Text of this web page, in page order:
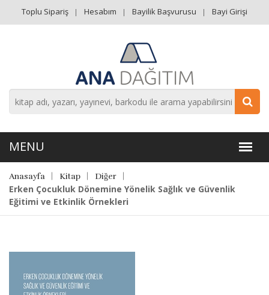
Toplu Sipariş Hesabım Bayilik Başvurusu Bayi Girişi
Anasayfa Kitap Diğer
Erken Çocukluk Dönemine Yönelik Sağlık ve Güvenlik
Eğitimi ve Etkinlik Örnekleri